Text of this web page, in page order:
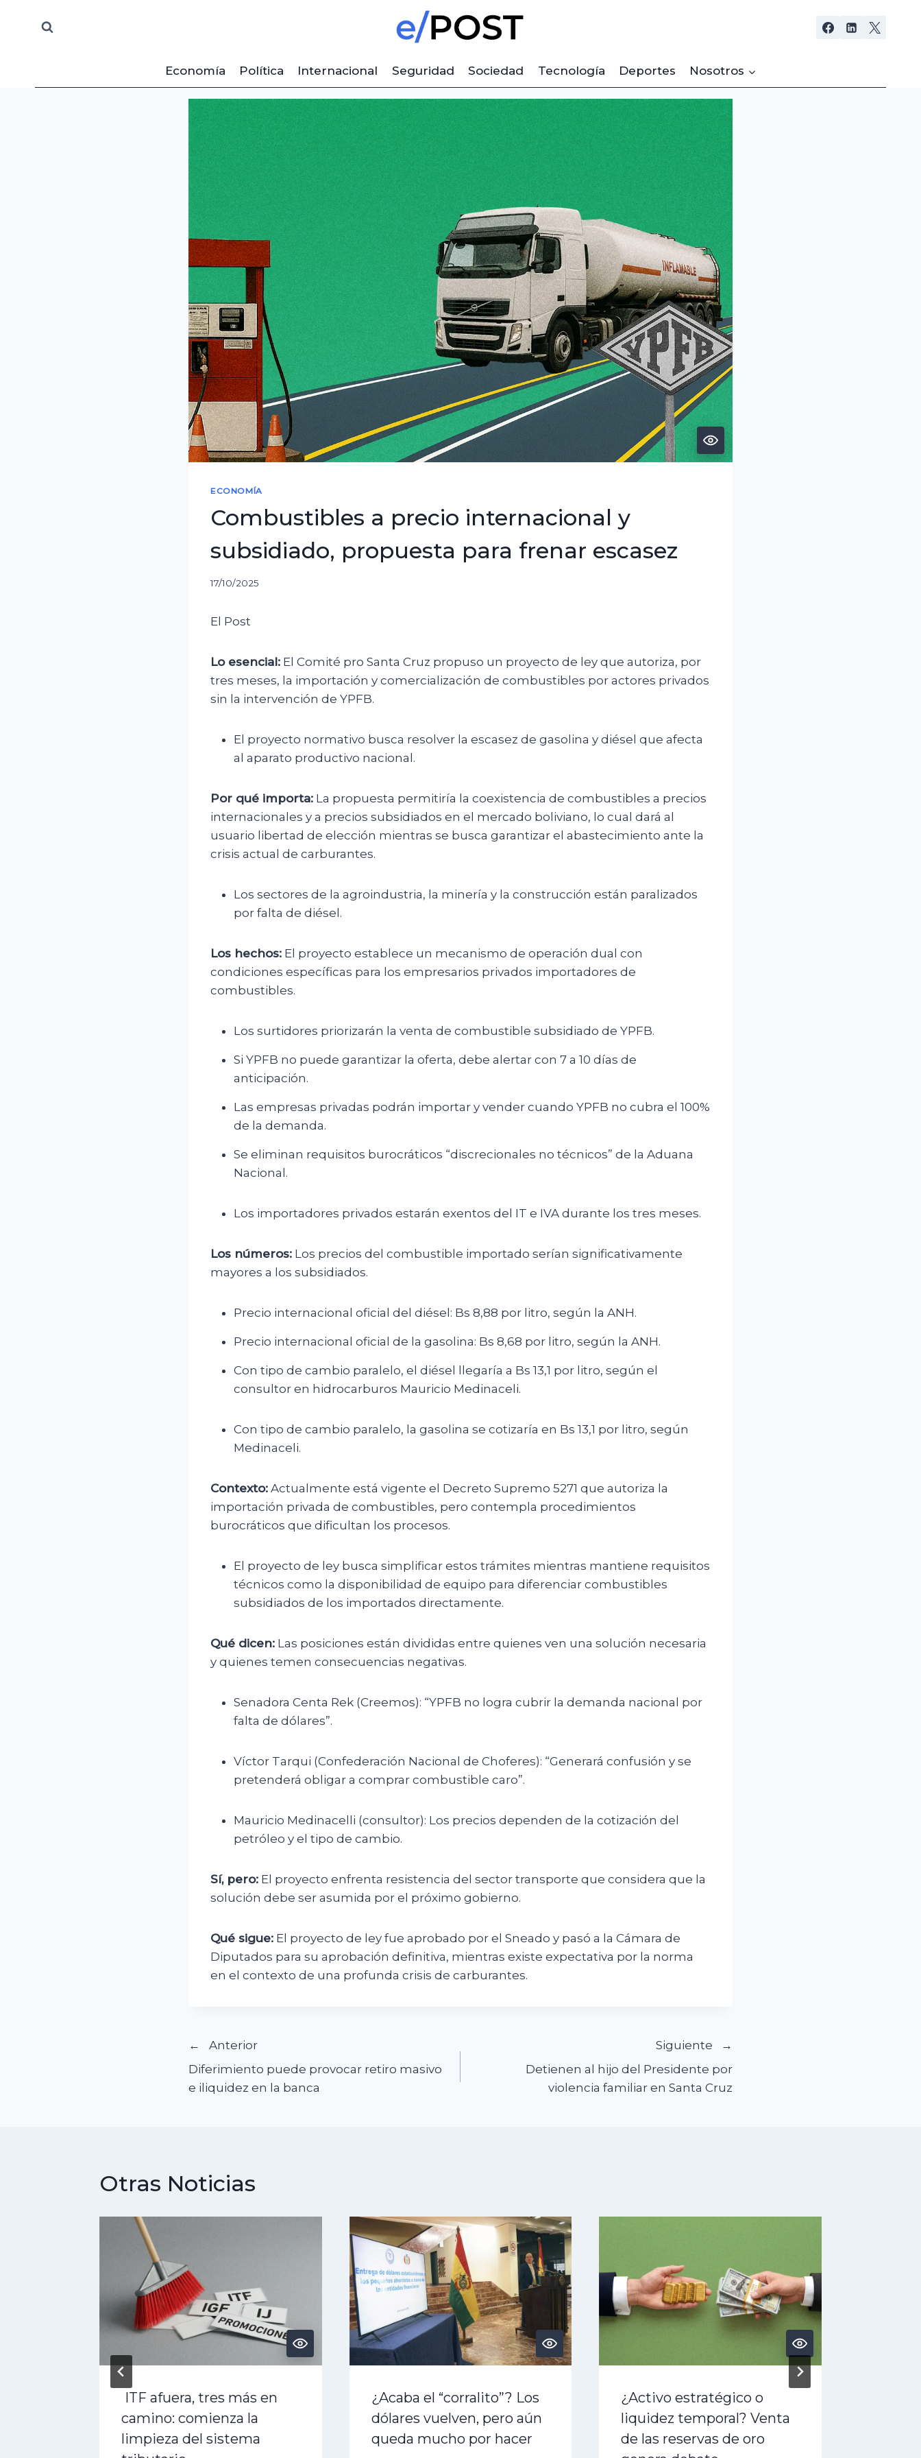
Economía
Política Internacional Seguridad Sociedad Tecnología Deportes Nosotros
ECONOMÍA
Combustibles a precio internacional y
subsidiado, propuesta para frenar escasez
17/10/2025
El Post
Lo esencial: El Comité pro Santa Cruz propuso un proyecto de ley que autoriza, por
tres meses, la importación y comercialización de combustibles por actores privados
sin la intervención de YPFB.
El proyecto normativo busca resolver la escasez de gasolina y diésel que afecta
al aparato productivo nacional.
Por qué importa: La propuesta permitiría la coexistencia de combustibles a precios
internacionales y a precios subsidiados en el mercado boliviano, lo cual dará al
usuario libertad de elección mientras se busca garantizar el abastecimiento ante la
crisis actual de carburantes.
Los sectores de la agroindustria, la minería y la construcción están paralizados
por falta de diésel.
Los hechos: El proyecto establece un mecanismo de operación dual con
condiciones específicas para los empresarios privados importadores de
combustibles.
Los surtidores priorizarán la venta de combustible subsidiado de YPFB.
Si YPFB no puede garantizar la oferta, debe alertar con 7 a 10 días de
anticipación.
Las empresas privadas podrán importar y vender cuando YPFB no cubra el 100%
de la demanda.
Se eliminan requisitos burocráticos “discrecionales no técnicos” de la Aduana
Nacional.
Los importadores privados estarán exentos del IT e IVA durante los tres meses.
Los números: Los precios del combustible importado serían significativamente
mayores a los subsidiados.
Precio internacional oficial del diésel: Bs 8,88 por litro, según la ANH.
Precio internacional oficial de la gasolina: Bs 8,68 por litro, según la ANH.
Con tipo de cambio paralelo, el diésel llegaría a Bs 13,1 por litro, según el
consultor en hidrocarburos Mauricio Medinaceli.
Con tipo de cambio paralelo, la gasolina se cotizaría en Bs 13,1 por litro, según
Medinaceli.
Contexto: Actualmente está vigente el Decreto Supremo 5271 que autoriza la
importación privada de combustibles, pero contempla procedimientos
burocráticos que dificultan los procesos.
El proyecto de ley busca simplificar estos trámites mientras mantiene requisitos
técnicos como la disponibilidad de equipo para diferenciar combustibles
subsidiados de los importados directamente.
Qué dicen: Las posiciones están divididas entre quienes ven una solución necesaria
y quienes temen consecuencias negativas.
Senadora Centa Rek (Creemos): “YPFB no logra cubrir la demanda nacional por
falta de dólares”.
Víctor Tarqui (Confederación Nacional de Choferes): “Generará confusión y se
pretenderá obligar a comprar combustible caro”.
Mauricio Medinacelli (consultor): Los precios dependen de la cotización del
petróleo y el tipo de cambio.
Sí, pero: El proyecto enfrenta resistencia del sector transporte que considera que la
solución debe ser asumida por el próximo gobierno.
Qué sigue: El proyecto de ley fue aprobado por el Sneado y pasó a la Cámara de
Diputados para su aprobación definitiva, mientras existe expectativa por la norma
en el contexto de una profunda crisis de carburantes.
Navegación
de
Anterior
Diferimiento puede provocar retiro masivo
e iliquidez en la banca
Siguiente
Detienen al hijo del Presidente por
violencia familiar en Santa Cruz
Otras Noticias
ITF afuera, tres más en
camino: comienza la
limpieza del sistema
¿Acaba el “corralito”? Los
dólares vuelven, pero aún
queda mucho por hacer
¿Activo estratégico o
liquidez temporal? Venta
de las reservas de oro